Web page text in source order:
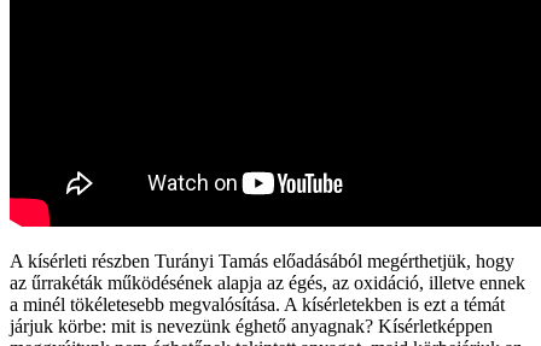
A kísérleti részben Turányi Tamás előadásából megérthetjük, hogy
az űrrakéták működésének alapja az égés, az oxidáció, illetve ennek
a minél tökéletesebb megvalósítása. A kísérletekben is ezt a témát
járjuk körbe: mit is nevezünk éghető anyagnak? Kísérletképpen